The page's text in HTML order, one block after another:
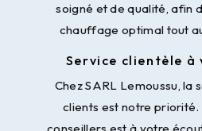
soigné et de qualité, afin
chauffage optimal tout
Service clientèle à
Chez SARL Lemoussu, la
clients est notre